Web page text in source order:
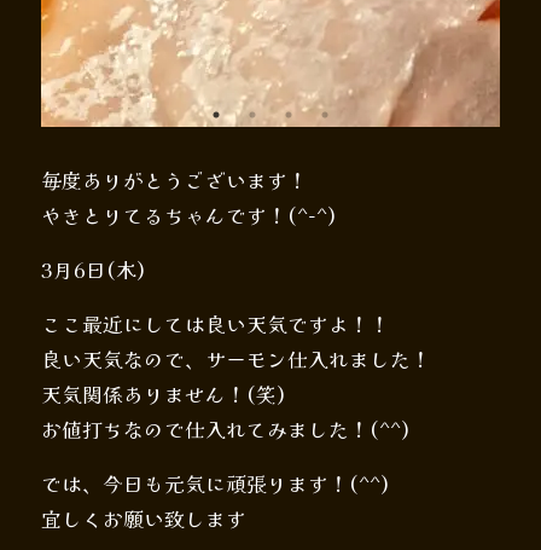
毎度ありがとうございます！
やきとりてるちゃんです！(^-^)
3月6日(木)
ここ最近にしては良い天気ですよ！！
良い天気なので、サーモン仕入れました！
天気関係ありません！(笑)
お値打ちなので仕入れてみました！(^^)
では、今日も元気に頑張ります！(^^)
宜しくお願い致します